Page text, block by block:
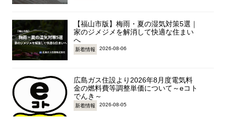
【福山市版】梅雨・夏の湿気対策5選｜
家のジメジメを解消して快適な住まい
へ
新着情報 2026-08-06
広島ガス住設より2026年8月度電気料
金の燃料費等調整単価について～eコト
でんき～
新着情報 2026-08-05